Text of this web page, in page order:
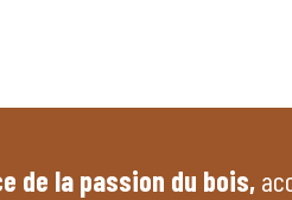
de la passion du bois,